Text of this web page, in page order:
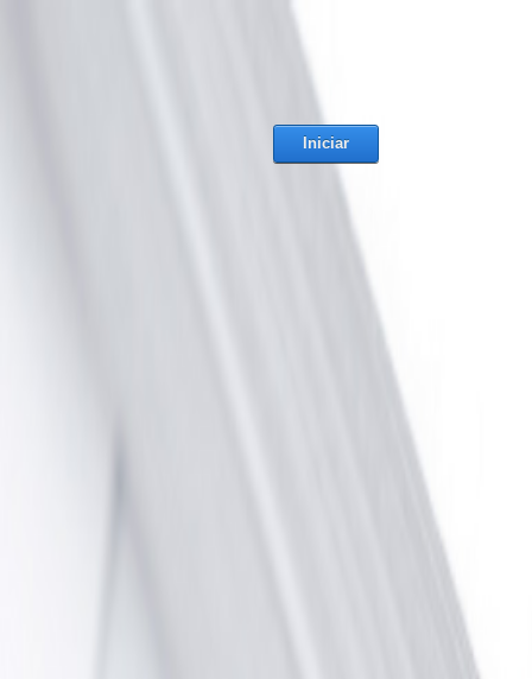
Iniciar